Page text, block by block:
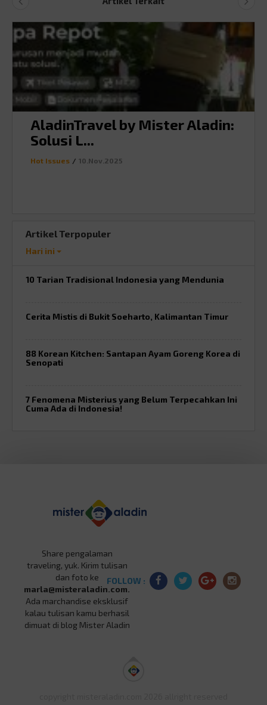
AladinTravel by Mister Aladin:
Solusi L...
Hot Issues / 10.Nov.2025
Artikel Terpopuler
Hari ini
10 Tarian Tradisional Indonesia yang Mendunia
Cerita Mistis di Bukit Soeharto, Kalimantan Timur
88 Korean Kitchen: Santapan Ayam Goreng Korea di
Senopati
7 Fenomena Misterius yang Belum Terpecahkan Ini
Cuma Ada di Indonesia!
Share pengalaman
traveling, yuk. Kirim tulisan
dan foto ke
marla@misteraladin.com.
Ada marchandise eksklusif
kalau tulisan kamu berhasil
dimuat di blog Mister Aladin
FOLLOW :